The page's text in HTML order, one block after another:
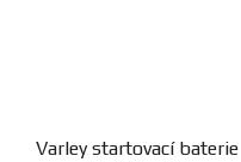
Varley startovací baterie